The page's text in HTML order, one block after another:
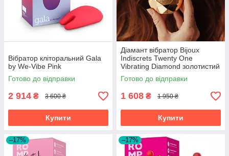
Вібратор кліторальний Gala
by We-Vibe Pink
Готово до відправки
2 914 ₴ 3 600 ₴
Купити
Діамант вібратор Bijoux
Indiscrets Twenty One
Vibrating Diamond золотистий
Готово до відправки
1 608 ₴ 1 950 ₴
Купити
–17% –17%